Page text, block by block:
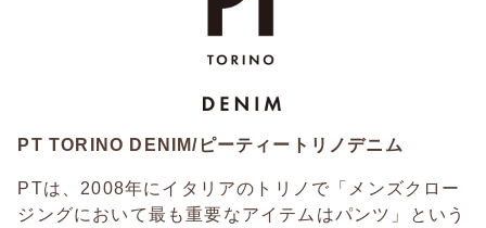
PT TORINO DENIM/ピーティートリノデニム
PTは、2008年にイタリアのトリノで「メンズクロー
ジングにおいて最も重要なアイテムはパンツ」という